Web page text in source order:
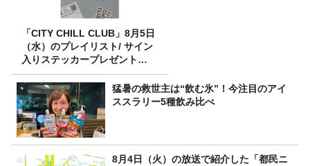
「CITY CHILL CLUB」8月5日
（水）のプレイリスト/ サイン
入りステッカープレゼント有
り
猛暑の救世主は“飲む氷”！今注目のアイ
ススラリー5種飲み比べ
8月4日（火）の放送で紹介した「都民ニ